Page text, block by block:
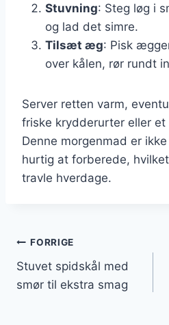
Stuvning: Steg løg i
og lad det simre.
Tilsæt æg: Pisk
over kålen, rør rundt
Server retten varm,
friske krydderurter eller
Denne morgenmad er
hurtig at forberede,
travle hverdage.
FORRIGE
Stuvet spidskål med
smør til ekstra smag